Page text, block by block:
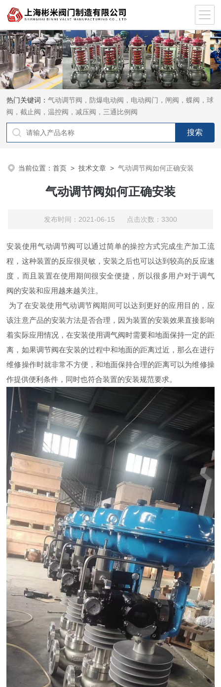
热门关键词：气动调节阀，防爆电动阀，电动阀门，闸阀，蝶阀，球
阀，截止阀，温控阀，减压阀，三通比例阀
当前位置：首页 >技术文章 >气动调节阀如何正确安装
气动调节阀如何正确安装
发布时间：2021-06-15 点击次数：3300
安装使用气动调节阀可以通过简单的操控方式完成生产加工流
程，这种装置的反应很灵敏，安装之后也可以达到较高的反应速
度，而且装置在使用期间很安全便捷，所以很多用户对于调气
阀的安装和应用越来越关注。
为了在安装使用气动调节阀期间可以达到更好的应用目的，应
该注意产品的安装方法是否合理，因为装置的安装效果直接影响
着实际应用情况，在安装使用调气阀时需要和地面保持一定的距
离，如果调节阀在安装的过程中和地面的距离过近，那么在进行
维修操作时就非常不方便，和地面保持合理的距离可以为维修操
作提供便利条件，同时也符合装置的安装规范要求。